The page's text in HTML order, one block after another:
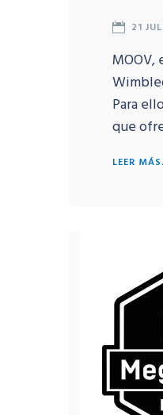
21
Para
que
LEER